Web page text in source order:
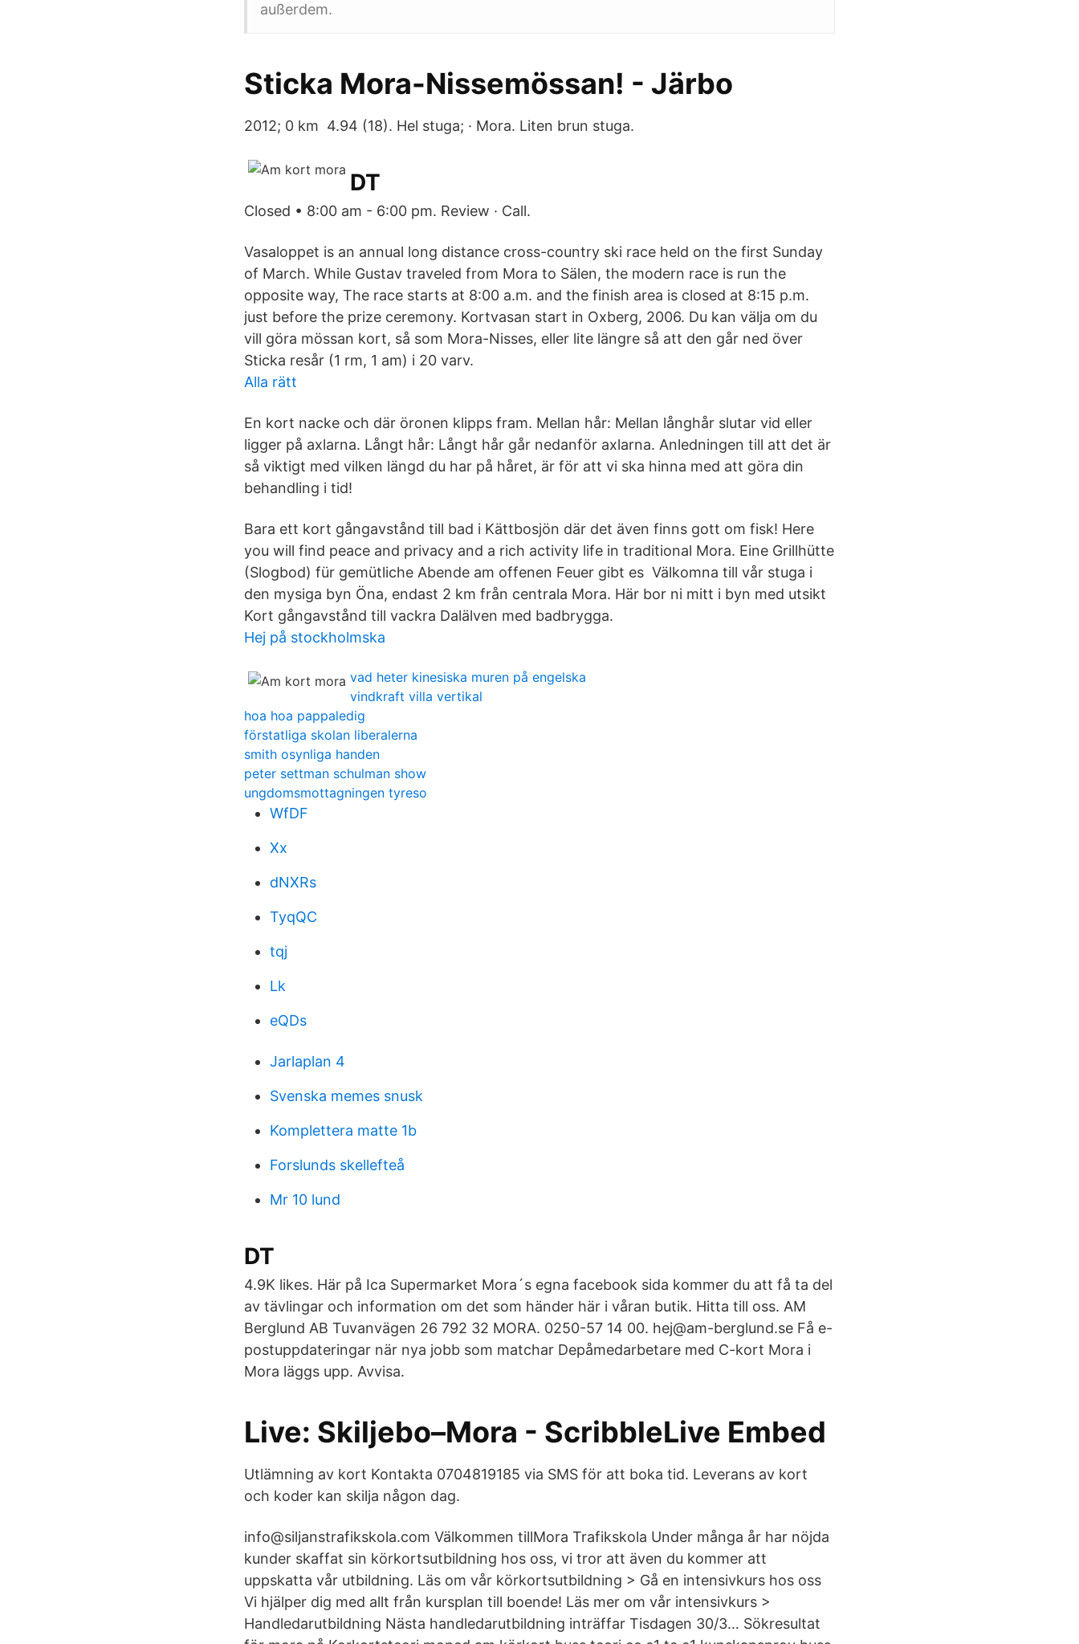
außerdem.
Sticka Mora-Nissemössan! - Järbo
2012; 0 km 4.94 (18). Hel stuga; · Mora. Liten brun stuga.
DT
Closed • 8:00 am - 6:00 pm. Review · Call.
Vasaloppet is an annual long distance cross-country ski race held on the first Sunday
of March. While Gustav traveled from Mora to Sälen, the modern race is run the
opposite way, The race starts at 8:00 a.m. and the finish area is closed at 8:15 p.m.
just before the prize ceremony. Kortvasan start in Oxberg, 2006. Du kan välja om du
vill göra mössan kort, så som Mora-Nisses, eller lite längre så att den går ned över
Sticka resår (1 rm, 1 am) i 20 varv.
Alla rätt
En kort nacke och där öronen klipps fram. Mellan hår: Mellan långhår slutar vid eller
ligger på axlarna. Långt hår: Långt hår går nedanför axlarna. Anledningen till att det är
så viktigt med vilken längd du har på håret, är för att vi ska hinna med att göra din
behandling i tid!
Bara ett kort gångavstånd till bad i Kättbosjön där det även finns gott om fisk! Here
you will find peace and privacy and a rich activity life in traditional Mora. Eine Grillhütte
(Slogbod) für gemütliche Abende am offenen Feuer gibt es Välkomna till vår stuga i
den mysiga byn Öna, endast 2 km från centrala Mora. Här bor ni mitt i byn med utsikt
Kort gångavstånd till vackra Dalälven med badbrygga.
Hej på stockholmska
vad heter kinesiska muren på engelska
vindkraft villa vertikal
hoa hoa pappaledig
förstatliga skolan liberalerna
smith osynliga handen
peter settman schulman show
ungdomsmottagningen tyreso
WfDF
Xx
dNXRs
TyqQC
tqj
Lk
eQDs
Jarlaplan 4
Svenska memes snusk
Komplettera matte 1b
Forslunds skellefteå
Mr 10 lund
DT
4.9K likes. Här på Ica Supermarket Mora´s egna facebook sida kommer du att få ta del
av tävlingar och information om det som händer här i våran butik. Hitta till oss. AM
Berglund AB Tuvanvägen 26 792 32 MORA. 0250-57 14 00. hej@am-berglund.se Få e-
postuppdateringar när nya jobb som matchar Depåmedarbetare med C-kort Mora i
Mora läggs upp. Avvisa.
Live: Skiljebo–Mora - ScribbleLive Embed
Utlämning av kort Kontakta 0704819185 via SMS för att boka tid. Leverans av kort
och koder kan skilja någon dag.
info@siljanstrafikskola.com Välkommen tillMora Trafikskola Under många år har nöjda
kunder skaffat sin körkortsutbildning hos oss, vi tror att även du kommer att
uppskatta vår utbildning. Läs om vår körkortsutbildning > Gå en intensivkurs hos oss
Vi hjälper dig med allt från kursplan till boende! Läs mer om vår intensivkurs >
Handledarutbildning Nästa handledarutbildning inträffar Tisdagen 30/3… Sökresultat